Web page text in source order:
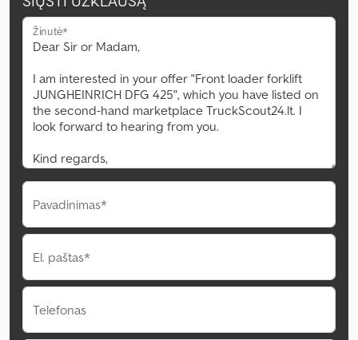
Žinutė*
Pavadinimas*
El. paštas*
Telefonas